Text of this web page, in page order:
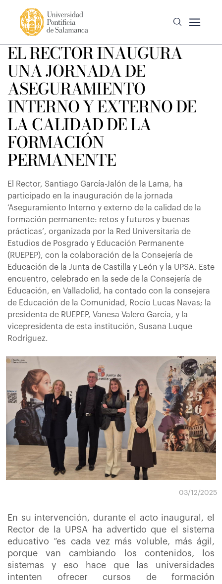
EL RECTOR INAUGURA
UNA JORNADA DE
ASEGURAMIENTO
INTERNO Y EXTERNO DE
LA CALIDAD DE LA
FORMACIÓN
PERMANENTE
El Rector, Santiago García-Jalón de la Lama, ha
participado en la inauguración de la jornada
‘Aseguramiento Interno y externo de la calidad de la
formación permanente: retos y futuros y buenas
prácticas’, organizada por la Red Universitaria de
Estudios de Posgrado y Educación Permanente
(RUEPEP), con la colaboración de la Consejería de
Educación de la Junta de Castilla y León y la UPSA. Este
encuentro, celebrado en la sede de la Consejería de
Educación, en Valladolid, ha contado con la consejera
de Educación de la Comunidad, Rocío Lucas Navas; la
presidenta de RUEPEP, Vanesa Valero García, y la
vicepresidenta de esta institución, Susana Luque
Rodríguez.
03/12/2025
En su intervención, durante el acto inaugural, el
Rector de la UPSA ha advertido que el sistema
educativo “es cada vez más voluble, más ágil,
porque van cambiando los contenidos, los
sistemas y eso hace que las universidades
intenten ofrecer cursos de formación